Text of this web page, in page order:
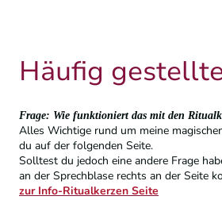
Häufig
Frage: Wie funktioniert das mit den
Alles Wichtige rund um meine
du auf der folgenden Seite.
Solltest du jedoch eine andere Frage
an der Sprechblase rechts an der Seite
zur Info-Ritualkerzen Seite